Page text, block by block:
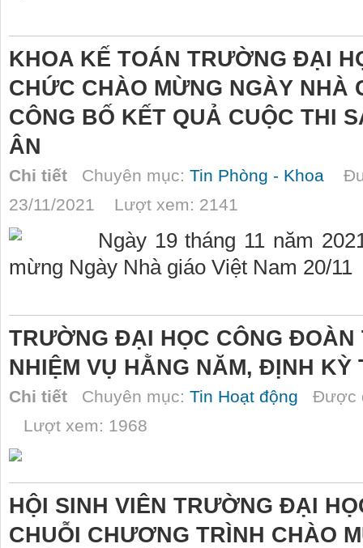
KHOA KẾ TOÁN TRƯỜNG ĐẠI
CHỨC CHÀO MỪNG NGÀY NHÀ
CÔNG BỐ KẾT QUẢ CUỘC THI
ÂN
Chi tiết Chuyên mục: Tin Phòng - Khoa
23/11/2021 Lượt xem: 2141
Ngày 19 tháng 11 năm
mừng Ngày Nhà giáo Việt Nam 20/11
TRƯỜNG ĐẠI HỌC CÔNG ĐOÀN
NHIỆM VỤ HẰNG NĂM, ĐỊNH KỲ
Chi tiết Chuyên mục: Tin Hoạt động Được
Lượt xem: 1968
HỘI SINH VIÊN TRƯỜNG ĐẠI
CHUỖI CHƯƠNG TRÌNH CHÀO